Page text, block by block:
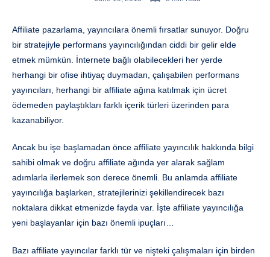
Affiliate pazarlama, yayıncılara önemli fırsatlar sunuyor. Doğru
bir stratejiyle performans yayıncılığından ciddi bir gelir elde
etmek mümkün. İnternete bağlı olabilecekleri her yerde
herhangi bir ofise ihtiyaç duymadan, çalışabilen performans
yayıncıları, herhangi bir affiliate ağına katılmak için ücret
ödemeden paylaştıkları farklı içerik türleri üzerinden para
kazanabiliyor.
Ancak bu işe başlamadan önce affiliate yayıncılık hakkında bilgi
sahibi olmak ve doğru affiliate ağında yer alarak sağlam
adımlarla ilerlemek son derece önemli. Bu anlamda affiliate
yayıncılığa başlarken, stratejilerinizi şekillendirecek bazı
noktalara dikkat etmenizde fayda var. İşte affiliate yayıncılığa
yeni başlayanlar için bazı önemli ipuçları…
Bazı affiliate yayıncılar farklı tür ve nişteki çalışmaları için birden